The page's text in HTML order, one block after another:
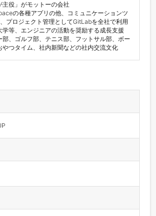
主役」がモットーの会社
の各種アプリの他、コミュニケーションツ
プロジェクト管理としてGitLabを全社で利用
学等、エンジニアの活動を奨励する成長支援
部、ゴルフ部、テニス部、フットサル部、ボー
やつタイム、社内新聞などの社内交流文化